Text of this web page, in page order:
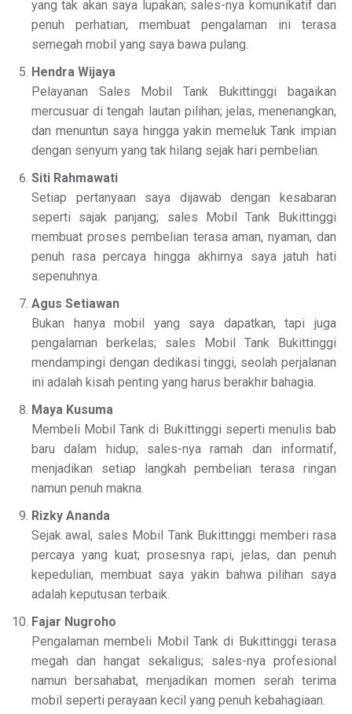
yang tak akan saya lupakan; sales-nya komunikatif dan
penuh perhatian, membuat pengalaman ini terasa
semegah mobil yang saya bawa pulang.
Hendra Wijaya
Pelayanan Sales Mobil Tank Bukittinggi bagaikan
mercusuar di tengah lautan pilihan; jelas, menenangkan,
dan menuntun saya hingga yakin memeluk Tank impian
dengan senyum yang tak hilang sejak hari pembelian.
Siti Rahmawati
Setiap pertanyaan saya dijawab dengan kesabaran
seperti sajak panjang; sales Mobil Tank Bukittinggi
membuat proses pembelian terasa aman, nyaman, dan
penuh rasa percaya hingga akhirnya saya jatuh hati
sepenuhnya.
Agus Setiawan
Bukan hanya mobil yang saya dapatkan, tapi juga
pengalaman berkelas; sales Mobil Tank Bukittinggi
mendampingi dengan dedikasi tinggi, seolah perjalanan
ini adalah kisah penting yang harus berakhir bahagia.
Maya Kusuma
Membeli Mobil Tank di Bukittinggi seperti menulis bab
baru dalam hidup; sales-nya ramah dan informatif,
menjadikan setiap langkah pembelian terasa ringan
namun penuh makna.
Rizky Ananda
Sejak awal, sales Mobil Tank Bukittinggi memberi rasa
percaya yang kuat; prosesnya rapi, jelas, dan penuh
kepedulian, membuat saya yakin bahwa pilihan saya
adalah keputusan terbaik.
Fajar Nugroho
Pengalaman membeli Mobil Tank di Bukittinggi terasa
megah dan hangat sekaligus; sales-nya profesional
namun bersahabat, menjadikan momen serah terima
mobil seperti perayaan kecil yang penuh kebahagiaan.